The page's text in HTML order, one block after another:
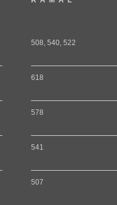
508, 540, 522
618
578
541
507